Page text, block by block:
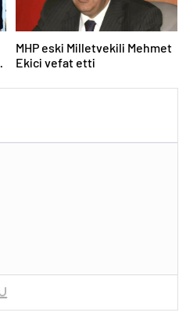
MHP eski Milletvekili Mehmet
Ekici vefat etti